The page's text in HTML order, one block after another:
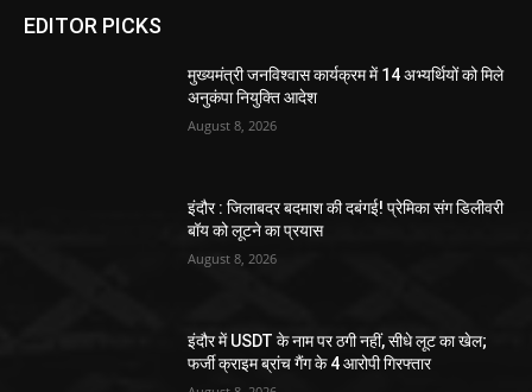
EDITOR PICKS
मुख्यमंत्री जनविश्वास कार्यक्रम में 14 अभ्यर्थियों को मिले
अनुकंपा नियुक्ति आदेश
August 8, 2026
इंदौर : जिलाबदर बदमाश की दबंगई! प्रेमिका संग डिलीवरी
बॉय को लूटने का प्रयास
August 8, 2026
इंदौर में USDT के नाम पर ठगी नहीं, सीधे लूट का खेल;
फर्जी क्राइम ब्रांच गैंग के 4 आरोपी गिरफ्तार